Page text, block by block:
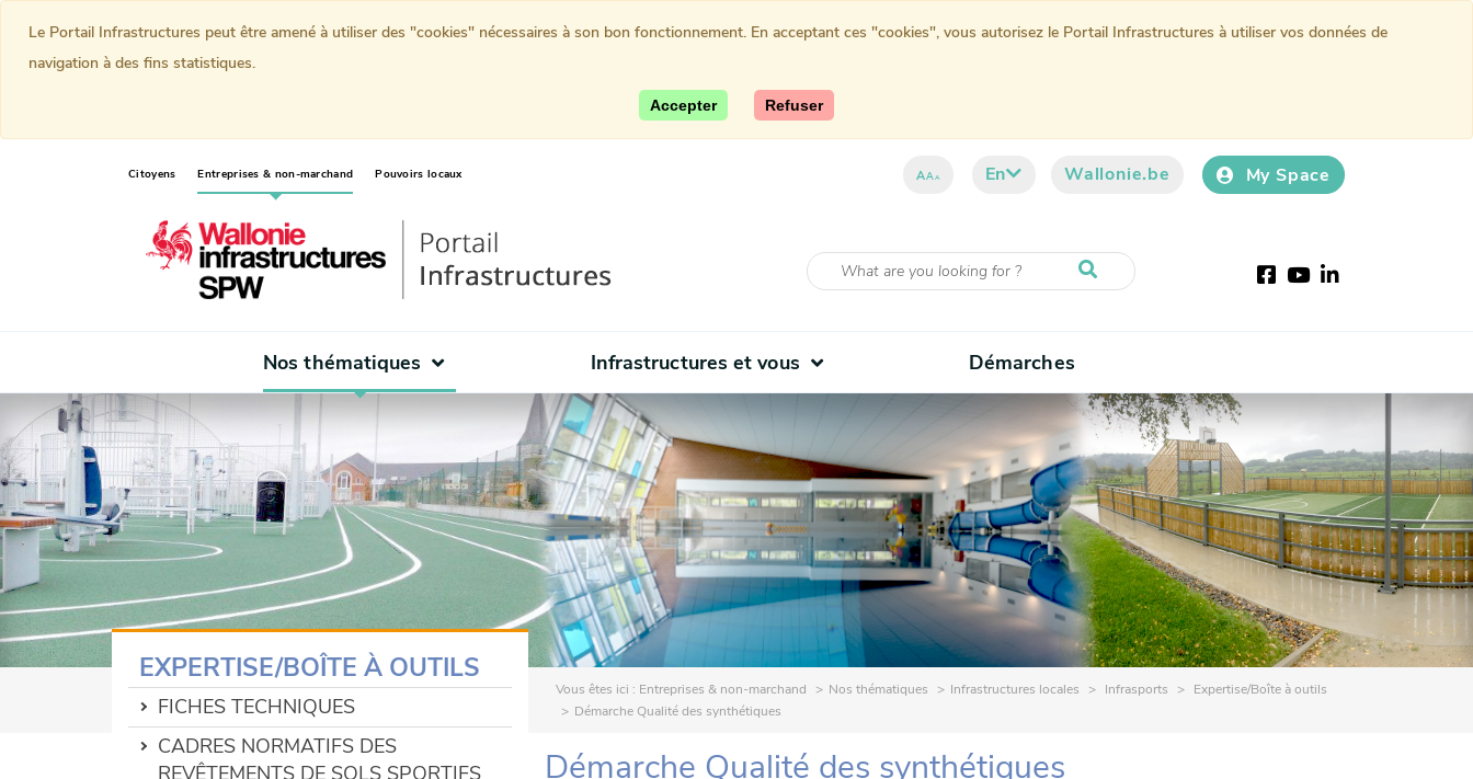
Citoyens Entreprises & non-marchand(current)Pouvoirs locaux AAA En Wallonie.be My Space
Facebook
YoutubeLinkedIn
Nos thématiques Infrastructures et vous Démarches
Vous êtes ici : Entreprises & non-marchand Nos thématiques Infrastructures locales Infrasports
Expertise/Boîte à outils
Démarche Qualité des synthétiques
EXPERTISE/BOÎTE À OUTILS
FICHES TECHNIQUES
CADRES NORMATIFS DES
REVÊTEMENTS DE SOLS SPORTIFS
Démarche Qualité des synthétiques
Le Portail Infrastructures peut être amené à utiliser des "cookies" nécessaires à son bon fonctionnement. En acceptant ces "cookies", vous autorisez le Portail Infrastructures à utiliser vos données de
navigation à des fins statistiques.
Accepter Refuser